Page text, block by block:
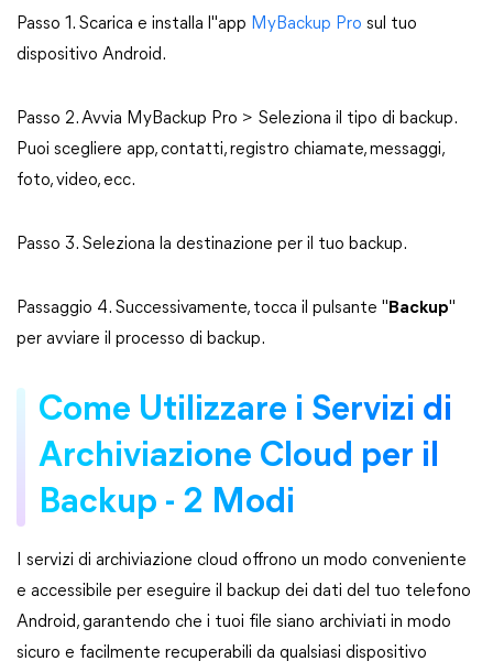
Passo 1. Scarica e installa l"app MyBackup Pro sul tuo
dispositivo Android.
Passo 2. Avvia MyBackup Pro > Seleziona il tipo di backup.
Puoi scegliere app, contatti, registro chiamate, messaggi,
foto, video, ecc.
Passo 3. Seleziona la destinazione per il tuo backup.
Passaggio 4. Successivamente, tocca il pulsante " Backup"
per avviare il processo di backup.
Come Utilizzare i Servizi di
Archiviazione Cloud per il
Backup - 2 Modi
I servizi di archiviazione cloud offrono un modo conveniente
e accessibile per eseguire il backup dei dati del tuo telefono
Android, garantendo che i tuoi file siano archiviati in modo
sicuro e facilmente recuperabili da qualsiasi dispositivo